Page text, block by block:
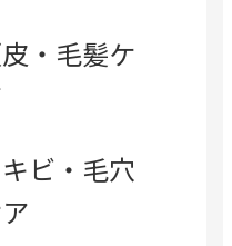
・毛髪ケ
ビ・毛穴